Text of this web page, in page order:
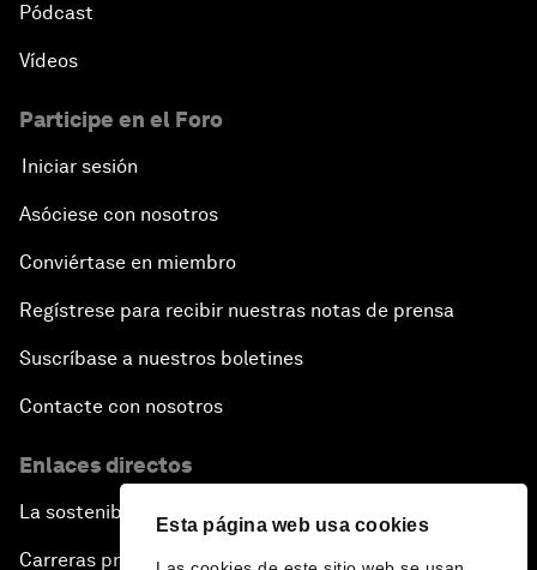
Esta página web usa cookies
Pódcast
Vídeos
Participe en el Foro
Iniciar sesión
Asóciese con nosotros
Conviértase en miembro
Regístrese para recibir nuestras notas de prensa
Suscríbase a nuestros boletines
Contacte con nosotros
Enlaces directos
La sostenibilidad en el Foro
Carreras profesionales